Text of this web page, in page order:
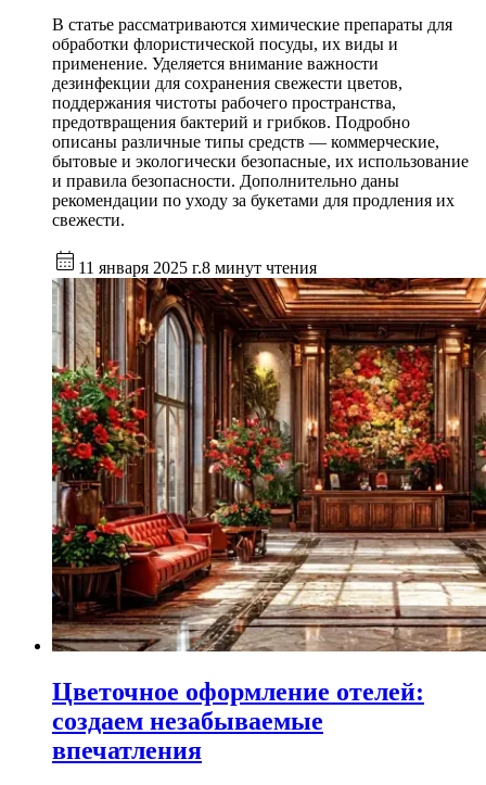
В статье рассматриваются химические препараты для
обработки флористической посуды, их виды и
применение. Уделяется внимание важности
дезинфекции для сохранения свежести цветов,
поддержания чистоты рабочего пространства,
предотвращения бактерий и грибков. Подробно
описаны различные типы средств — коммерческие,
бытовые и экологически безопасные, их использование
и правила безопасности. Дополнительно даны
рекомендации по уходу за букетами для продления их
свежести.
11 января 2025 г.8 минут чтения
Цветочное оформление отелей:
создаем незабываемые
впечатления